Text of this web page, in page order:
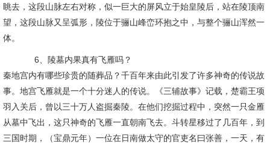
眺去，这段山脉左右对称，似一巨大的屏风立于始皇陵后，站在陵顶南
望，这段山脉又呈弧形，陵位于骊山峰峦环抱之中，与整个骊山浑然一
体。
6、陵墓内果真有飞雁吗？
秦地宫内有哪些珍贵的随葬品？千百年来由此引发了许多神奇的传说故
事。地宫飞雁就是一个十分迷人的传说。《三辅故事》记载，楚霸王项
羽入关后，曾以三十万人盗掘秦陵。在他们挖掘过程中，突然一只金雁
从墓中飞出，这只神奇的飞雁一直朝南飞去。斗转星移过了几百年，到
三国时期，（宝鼎元年）一位在日南做太守的官吏名曰张善，一天，有